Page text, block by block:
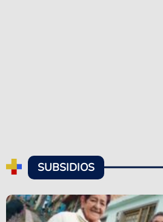
SUBSIDIOS